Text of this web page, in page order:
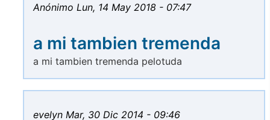
Anónimo Lun, 14 May 2018 - 07:47
a mi tambien tremenda
a mi tambien tremenda pelotuda
evelyn Mar, 30 Dic 2014 - 09:46